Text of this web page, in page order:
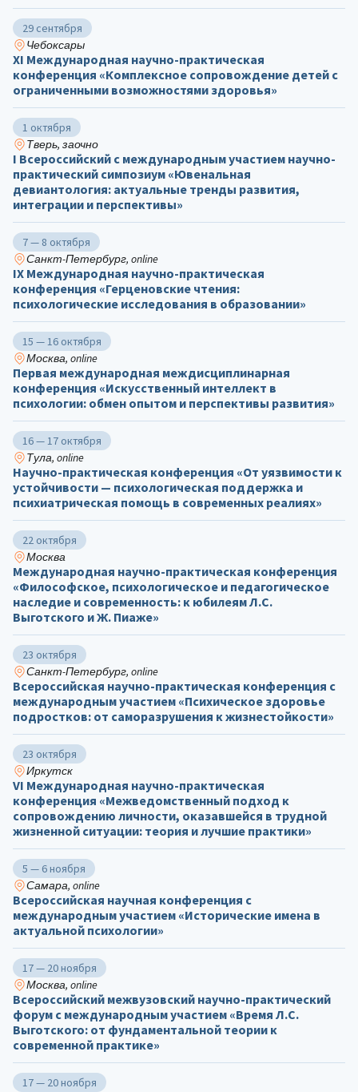
29 сентября
Чебоксары
ХΙ Международная научно-практическая
конференция «Комплексное сопровождение детей с
ограниченными возможностями здоровья»
1 октября
Тверь, заочно
I Всероссийский с международным участием научно-
практический симпозиум «Ювенальная
девиантология: актуальные тренды развития,
интеграции и перспективы»
7 — 8 октября
Санкт-Петербург, online
IX Международная научно-практическая
конференция «Герценовские чтения:
психологические исследования в образовании»
15 — 16 октября
Москва, online
Первая международная междисциплинарная
конференция «Искусственный интеллект в
психологии: обмен опытом и перспективы развития»
16 — 17 октября
Тула, online
Научно-практическая конференция «От уязвимости к
устойчивости — психологическая поддержка и
психиатрическая помощь в современных реалиях»
22 октября
Москва
Международная научно-практическая конференция
«Философское, психологическое и педагогическое
наследие и современность: к юбилеям Л.С.
Выготского и Ж. Пиаже»
23 октября
Санкт-Петербург, online
Всероссийская научно-практическая конференция с
международным участием «Психическое здоровье
подростков: от саморазрушения к жизнестойкости»
23 октября
Иркутск
VI Международная научно-практическая
конференция «Межведомственный подход к
сопровождению личности, оказавшейся в трудной
жизненной ситуации: теория и лучшие практики»
5 — 6 ноября
Самара, online
Всероссийская научная конференция с
международным участием «Исторические имена в
актуальной психологии»
17 — 20 ноября
Москва, online
Всероссийский межвузовский научно-практический
форум с международным участием «Время Л.С.
Выготского: от фундаментальной теории к
современной практике»
17 — 20 ноября